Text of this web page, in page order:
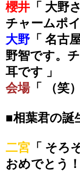
櫻井 「 大野
チャームポ
大野 「 名古
野智です。
耳です 」
会場「 （笑）
■相葉君の誕
二宮 「 そろ
おめでとう！